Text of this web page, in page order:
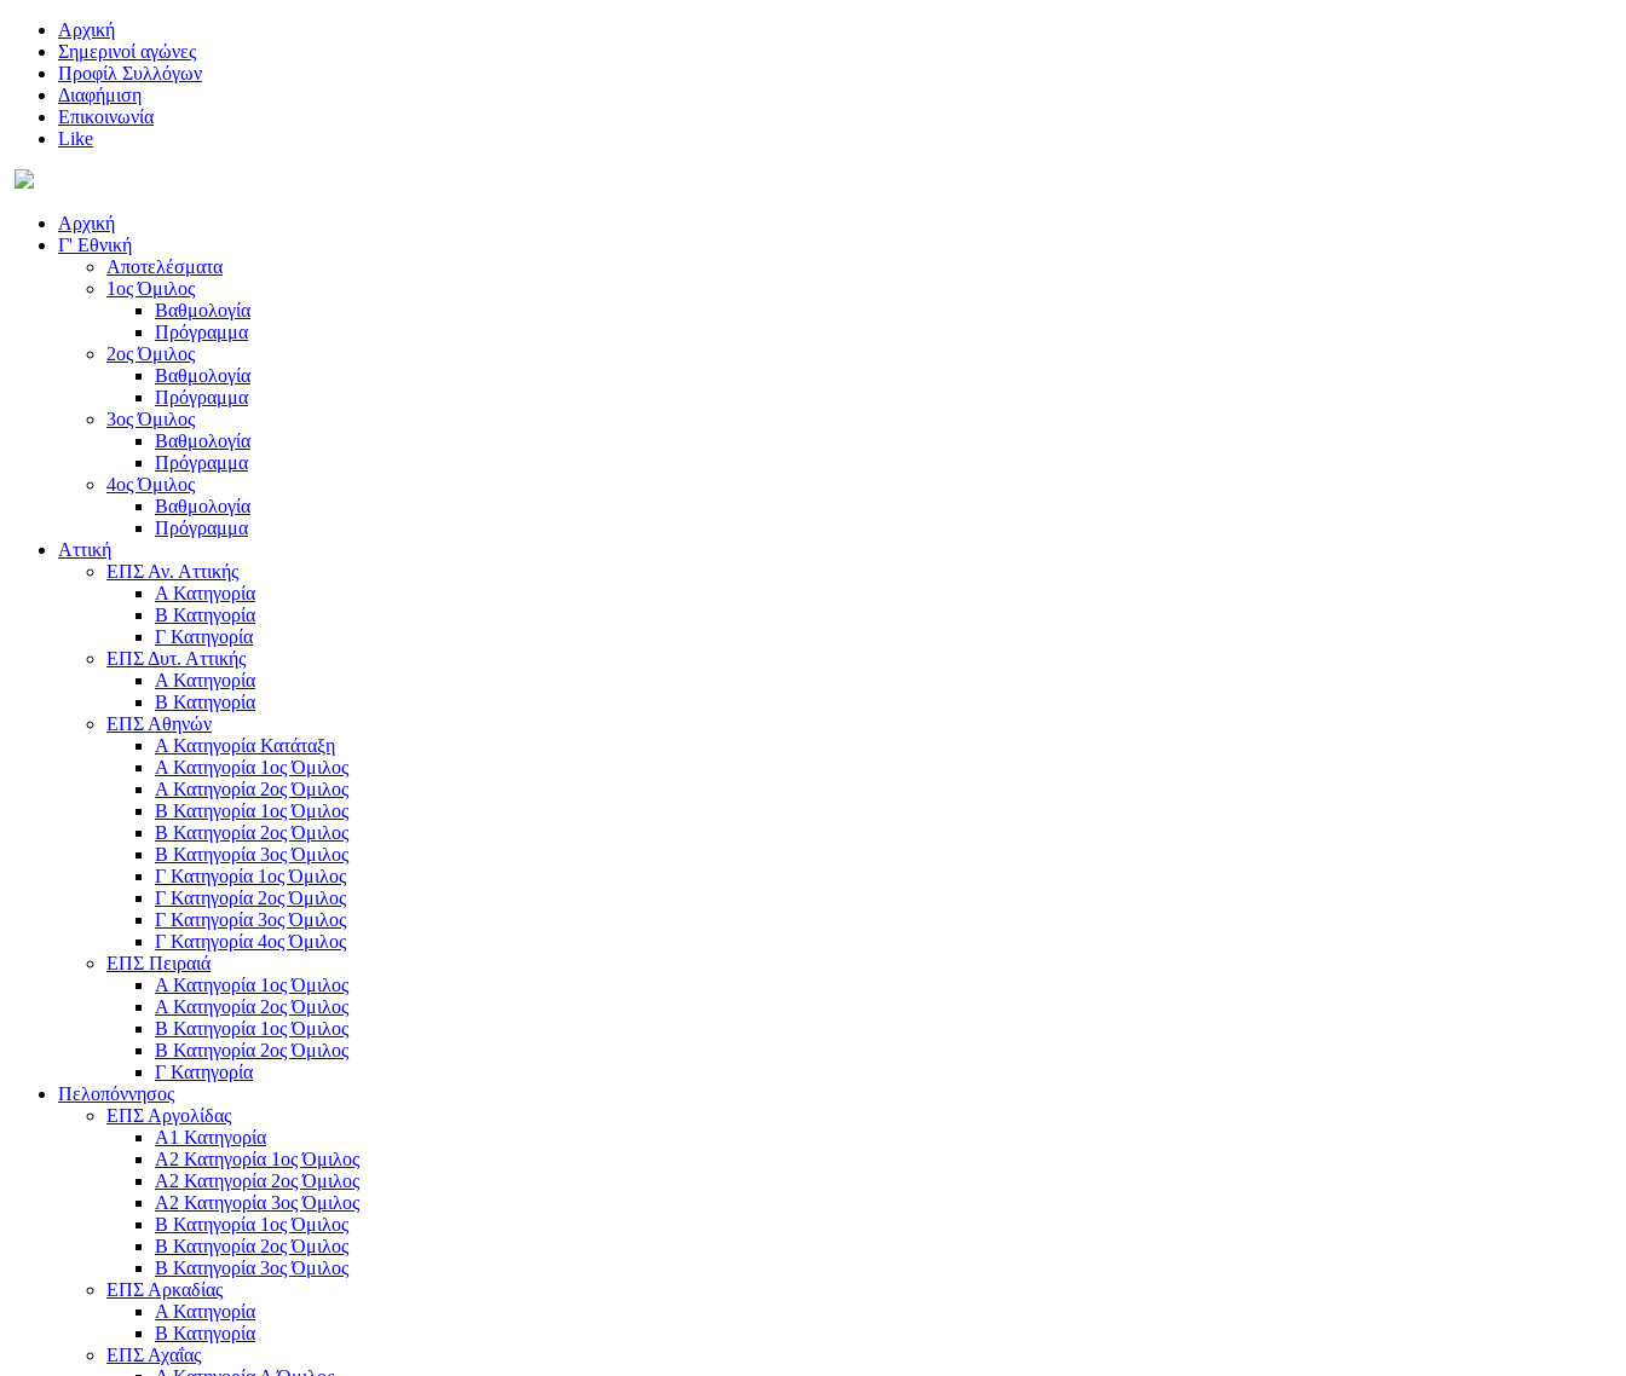
Αρχική
Σημερινοί αγώνες
Προφίλ Συλλόγων
Διαφήμιση
Επικοινωνία
Like
Αρχική
Γ' Εθνική
Αποτελέσματα
1ος Όμιλος
Βαθμολογία
Πρόγραμμα
2ος Όμιλος
Βαθμολογία
Πρόγραμμα
3ος Όμιλος
Βαθμολογία
Πρόγραμμα
4ος Όμιλος
Βαθμολογία
Πρόγραμμα
Αττική
ΕΠΣ Αν. Αττικής
Α Κατηγορία
Β Κατηγορία
Γ Κατηγορία
ΕΠΣ Δυτ. Αττικής
Α Κατηγορία
Β Κατηγορία
ΕΠΣ Αθηνών
Α Κατηγορία Κατάταξη
Α Κατηγορία 1ος Όμιλος
Α Κατηγορία 2ος Όμιλος
Β Κατηγορία 1ος Όμιλος
Β Κατηγορία 2ος Όμιλος
Β Κατηγορία 3ος Όμιλος
Γ Κατηγορία 1ος Όμιλος
Γ Κατηγορία 2ος Όμιλος
Γ Κατηγορία 3ος Όμιλος
Γ Κατηγορία 4ος Όμιλος
ΕΠΣ Πειραιά
Α Κατηγορία 1ος Όμιλος
Α Κατηγορία 2ος Όμιλος
Β Κατηγορία 1ος Όμιλος
Β Κατηγορία 2ος Όμιλος
Γ Κατηγορία
Πελοπόννησος
ΕΠΣ Αργολίδας
Α1 Κατηγορία
Α2 Κατηγορία 1ος Όμιλος
Α2 Κατηγορία 2ος Όμιλος
Α2 Κατηγορία 3ος Όμιλος
Β Κατηγορία 1ος Όμιλος
Β Κατηγορία 2ος Όμιλος
Β Κατηγορία 3ος Όμιλος
ΕΠΣ Αρκαδίας
Α Κατηγορία
Β Κατηγορία
ΕΠΣ Αχαΐας